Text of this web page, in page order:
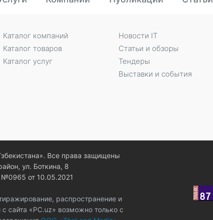
Каталог компаний
Каталог товаров
Каталог услуг
Новости IT
Статьи и обзоры
Тендеры
Выставки и события
Все права защищены
ул. Боткина, 8
от 10.05.2021
распространение и
сайта «PC.uz» возможно только с